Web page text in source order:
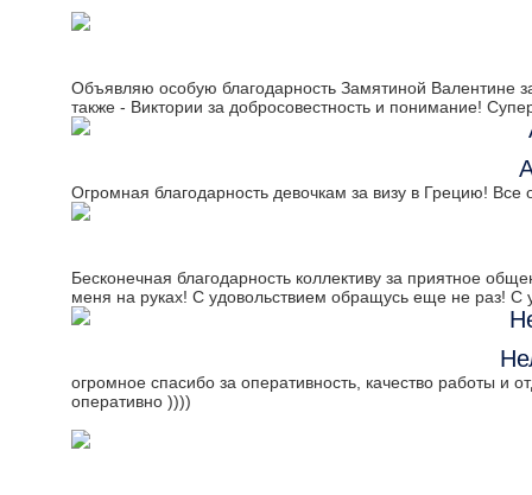
Объявляю особую благодарность Замятиной Валентине
также - Виктории за добросовестность и понимание!
Огромная благодарность девочкам за визу в Грецию!
Бесконечная благодарность коллективу за приятное
меня на руках! С удовольствием обращусь еще не раз! С
огромное спасибо за оперативность, качество работы и
оперативно ))))